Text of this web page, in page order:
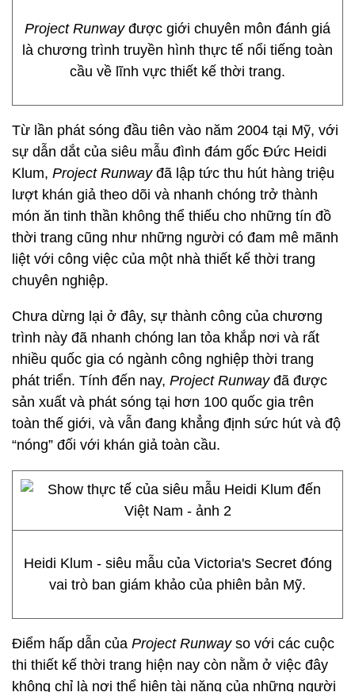
Project Runway được giới chuyên môn đánh giá
là chương trình truyền hình thực tế nổi tiếng toàn
cầu về lĩnh vực thiết kế thời trang.
Từ lần phát sóng đầu tiên vào năm 2004 tại Mỹ, với
sự dẫn dắt của siêu mẫu đình đám gốc Đức Heidi
Klum, Project Runwayđã lập tức thu hút hàng triệu
lượt khán giả theo dõi và nhanh chóng trở thành
món ăn tinh thần không thể thiếu cho những tín đồ
thời trang cũng như những người có đam mê mãnh
liệt với công việc của một nhà thiết kế thời trang
chuyên nghiệp.
Chưa dừng lại ở đây, sự thành công của chương
trình này đã nhanh chóng lan tỏa khắp nơi và rất
nhiều quốc gia có ngành công nghiệp thời trang
phát triển. Tính đến nay, Project Runwayđã được
sản xuất và phát sóng tại hơn 100 quốc gia trên
toàn thế giới, và vẫn đang khẳng định sức hút và độ
“nóng” đối với khán giả toàn cầu.
Heidi Klum - siêu mẫu của Victoria's Secret đóng
vai trò ban giám khảo của phiên bản Mỹ.
Điểm hấp dẫn của Project Runwayso với các cuộc
thi thiết kế thời trang hiện nay còn nằm ở việc đây
không chỉ là nơi thể hiện tài năng của những người